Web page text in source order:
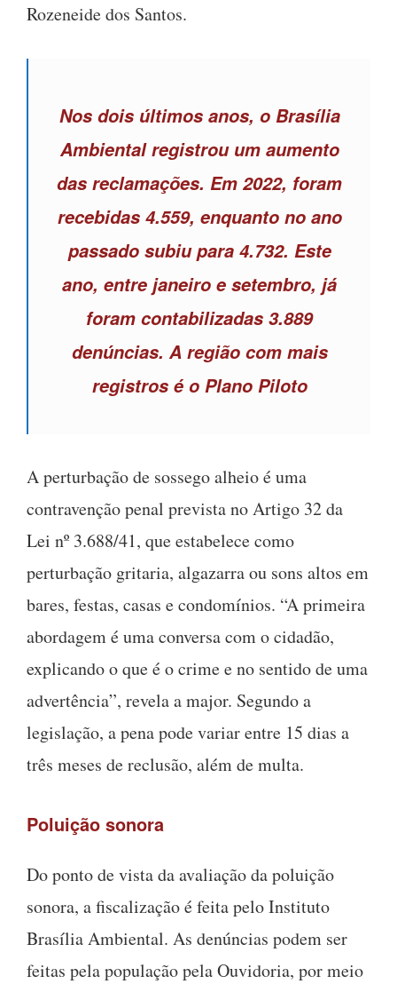
Rozeneide dos Santos.
Nos dois últimos anos, o Brasília
Ambiental registrou um aumento
das reclamações. Em 2022, foram
recebidas 4.559, enquanto no ano
passado subiu para 4.732. Este
ano, entre janeiro e setembro, já
foram contabilizadas 3.889
denúncias. A região com mais
registros é o Plano Piloto
A perturbação de sossego alheio é uma
contravenção penal prevista no Artigo 32 da
Lei nº 3.688/41, que estabelece como
perturbação gritaria, algazarra ou sons altos em
bares, festas, casas e condomínios. “A primeira
abordagem é uma conversa com o cidadão,
explicando o que é o crime e no sentido de uma
advertência”, revela a major. Segundo a
legislação, a pena pode variar entre 15 dias a
três meses de reclusão, além de multa.
Poluição sonora
Do ponto de vista da avaliação da poluição
sonora, a fiscalização é feita pelo Instituto
Brasília Ambiental. As denúncias podem ser
feitas pela população pela Ouvidoria, por meio